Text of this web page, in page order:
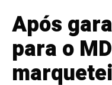
Após
para o